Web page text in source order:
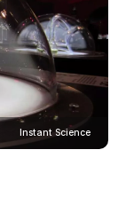
Instant Science